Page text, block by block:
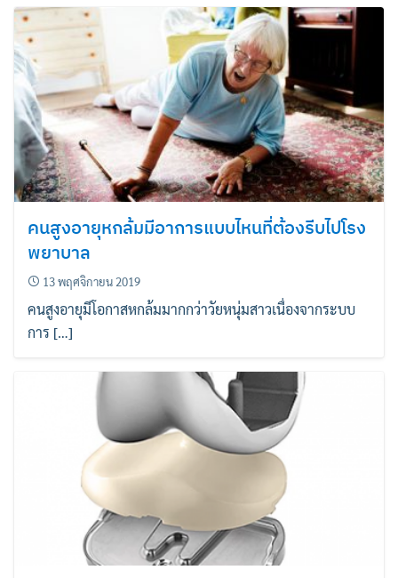
ค้นหา
สำหรับ:
คนสูงอายุหกล้มมีอาการแบบไหนที่ต้องรีบไปโรง
พยาบาล
13 พฤศจิกายน 2019
คนสูงอายุมีโอกาสหกล้มมากกว่าวัยหนุ่มสาวเนื่องจากระบบ
การ […]